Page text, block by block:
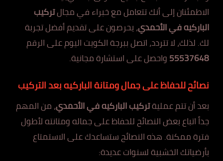
الاطمئنان إلى أنك تتعامل مع خبراء في مجالتركيب
الباركيه في الأحمدي، يحرصون على تقديم أفضل تجربة
لك. لذلك، لا تتردد، اتصل ببرجة الكويت اليوم على الرقم
55537648واحصل على استشارة مجانية.
نصائح للحفاظ على جمال ومتانة الباركيه بعد التركيب
بعد أن تتم عمليةتركيب الباركيه في الأحمدي، من المهم
جداً اتباع بعض النصائح للحفاظ على جماله ومتانته لأطول
فترة ممكنة. هذه النصائح ستساعدك على الاستمتاع
بأرضياتك الخشبية لسنوات عديدة: